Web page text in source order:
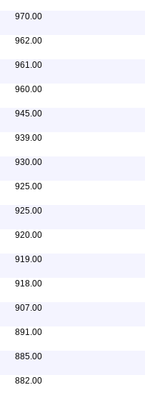
970.00
962.00
961.00
960.00
945.00
939.00
930.00
925.00
925.00
920.00
919.00
918.00
907.00
891.00
885.00
882.00